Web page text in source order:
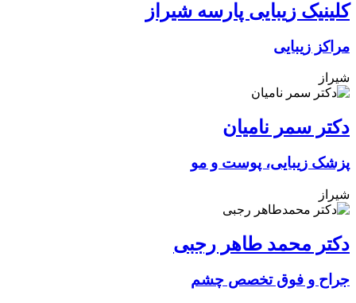
کلینیک زیبایی پارسه شیراز
مراکز زیبایی
شیراز
دکتر سمر نامیان
پزشک زیبایی، پوست و مو
شیراز
دکتر محمد طاهر رجبی
جراح و فوق تخصص چشم